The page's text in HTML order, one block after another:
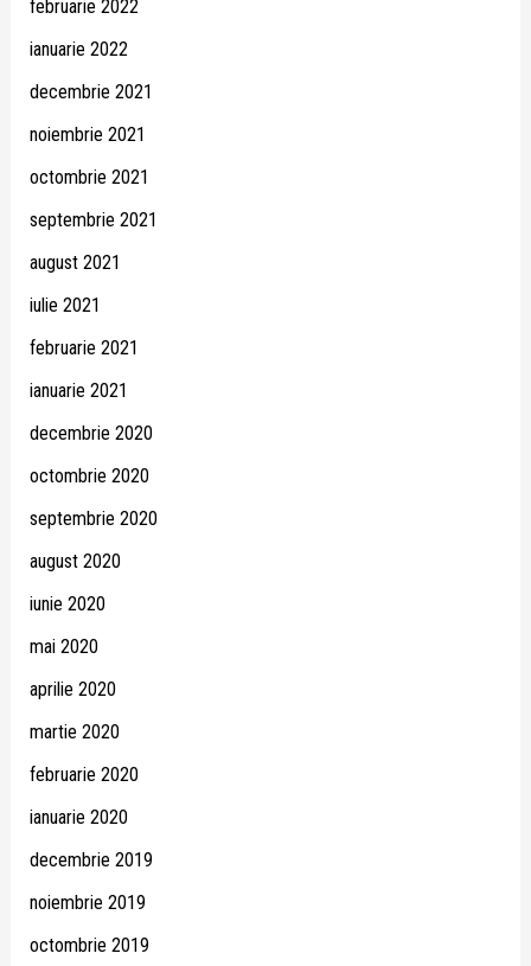
februarie 2022
ianuarie 2022
decembrie 2021
noiembrie 2021
octombrie 2021
septembrie 2021
august 2021
iulie 2021
februarie 2021
ianuarie 2021
decembrie 2020
octombrie 2020
septembrie 2020
august 2020
iunie 2020
mai 2020
aprilie 2020
martie 2020
februarie 2020
ianuarie 2020
decembrie 2019
noiembrie 2019
octombrie 2019